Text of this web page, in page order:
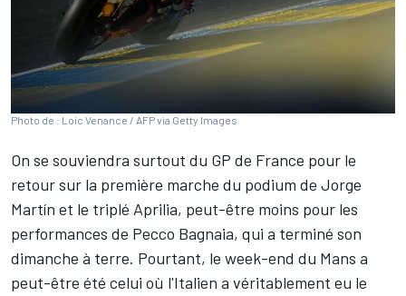
Photo de : Loic Venance / AFP via Getty Images
On se souviendra surtout du GP de France pour le
retour sur la première marche du podium de Jorge
Martín et le triplé Aprilia, peut-être moins pour les
performances de Pecco Bagnaia, qui a terminé son
dimanche à terre. Pourtant, le week-end du Mans a
peut-être été celui où l'Italien a véritablement eu le